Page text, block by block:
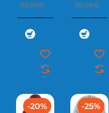
32,99€ 36,99€
-20% -25%